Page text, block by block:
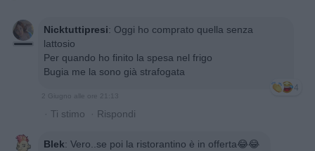
Nicktuttipresi: Oggi ho comprato quella senza
lattosio
Per quando ho finito la spesa nel frigo
Bugia me la sono già strafogata
4
2 Giugno alle ore 21:13
· Ti stimo · Rispondi
Blek: Vero..se poi la ristorantino è in offerta😂😂